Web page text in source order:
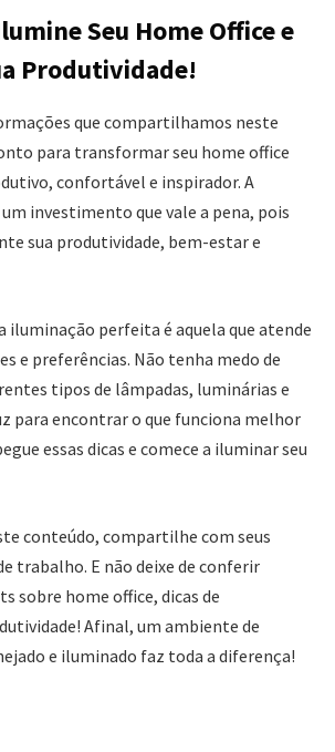
Seu Home Office e
Produtividade!
que compartilhamos neste
para transformar seu home office
confortável e inspirador. A
investimento que vale a pena, pois
sua produtividade, bem-estar e
iluminação perfeita é aquela que atende
e preferências. Não tenha medo de
tipos de lâmpadas, luminárias e
para encontrar o que funciona melhor
essas dicas e comece a iluminar seu
conteúdo, compartilhe com seus
trabalho. E não deixe de conferir
sobre home office, dicas de
Afinal, um ambiente de
e iluminado faz toda a diferença!